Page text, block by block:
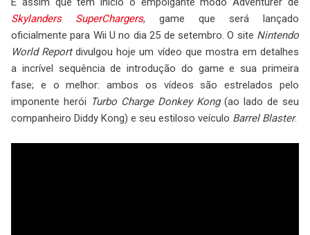
Skylanders SuperChargers, game que será lançado
oficialmente para Wii U no dia 25 de setembro. O site Nintendo
World Reportdivulgou hoje um vídeo que mostra em detalhes
a incrível sequência de introdução do game e sua primeira
fase; e o melhor: ambos os vídeos são estrelados pelo
imponente herói Turbo Charge Donkey Kong(ao lado de seu
companheiro Diddy Kong) e seu estiloso veículo Barrel Blaster.